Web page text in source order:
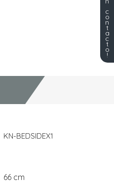
KN-BEDSIDEX1
66 cm
c
o
n
t
a
c
t
o
!